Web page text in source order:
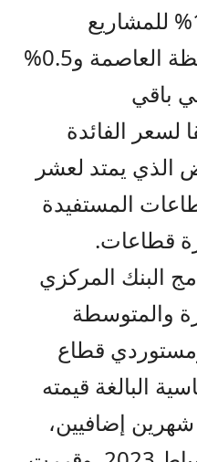
1.3 مليار دينار عند 1.0% للمشاريع
المستفيدة داخل محافظة العاصمة و0.5%
باقي
لسعر الفائدة
الذي يمتد لعشر
المستفيدة
قطاعات.
البنك المركزي
والمتوسطة
قطاع
البالغة قيمته
شهرين إضافيين،